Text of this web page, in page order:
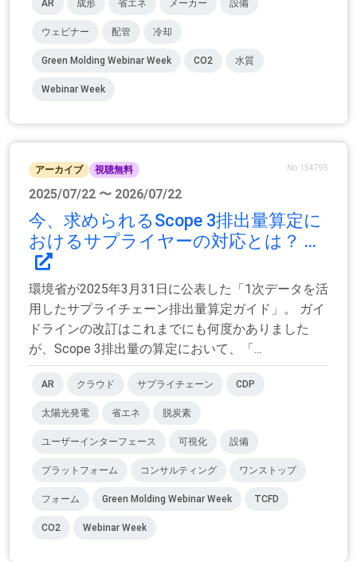
AR 成形 省エネ メーカー 設備
ウェビナー 配管 冷却
Green Molding Webinar Week CO2 水質
Webinar Week
アーカイブ 視聴無料 No.154795
2025/07/22 〜 2026/07/22
今、求められるScope 3排出量算定に
おけるサプライヤーの対応とは？ ...
環境省が2025年3月31日に公表した「1次データを活
用したサプライチェーン排出量算定ガイド」。 ガイ
ドラインの改訂はこれまでにも何度かありました
が、Scope 3排出量の算定において、「...
AR クラウド サプライチェーン CDP
太陽光発電 省エネ 脱炭素
ユーザーインターフェース 可視化 設備
プラットフォーム コンサルティング ワンストップ
フォーム Green Molding Webinar Week TCFD
CO2 Webinar Week